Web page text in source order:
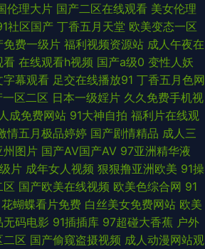
黑丝 成人熟妇人妻一区二区 五月天午夜网 91人
音先锋亚洲f区 东京热AV男人的天堂 日韩精品视
源av在线 国产视频92 超碰免费公开成人97 国产
熟女蝌蚪视频 久草福利在线视频 亚洲久悠悠
网 91操碰超碰久久 肏屄在线看 日韩精品在线第
在线 亚洲免费黄色网址 91中文在线观看99 麻豆
99视频在线你懂得 先锋影音女同 国产成人精品一
伦理大片 国产二区在线观看 美女伦理
社区国产 丁香五月天堂 欧美变态一区
免费一级片 福利视频资源站 成人午夜在
看 在线观看h视频 国产a级0 变性人妖
字幕观看 足交在线播放91 丁香五月色网
一区二区 日本一级婬片 久久免费手机视
成免费网站 91大神自拍 福利片在线观
情五月极品婷婷 国产剧情精品 成人三
州图片 国产AV国产AV 97亚洲精华液
片 成年女人视频 狠狠撸亚洲欧美 91操
区 国产欧美在线视频 欧美色综合网 91
花蝴蝶看片免费 白丝美女免费网站 欧美
无码电影 91插插库 97超碰大香蕉 户外
二区 国产偷窥盗摄视频 成人动漫网站观